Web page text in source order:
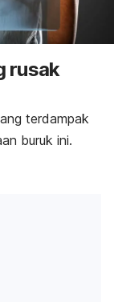
rusak
terdampak
buruk ini.